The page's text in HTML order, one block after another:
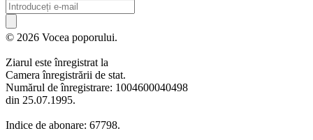
© 2026 Vocea poporului.
Ziarul este înregistrat la
Camera înregistrării de stat.
Numărul de înregistrare: 1004600040498
din 25.07.1995.
Indice de abonare: 67798.